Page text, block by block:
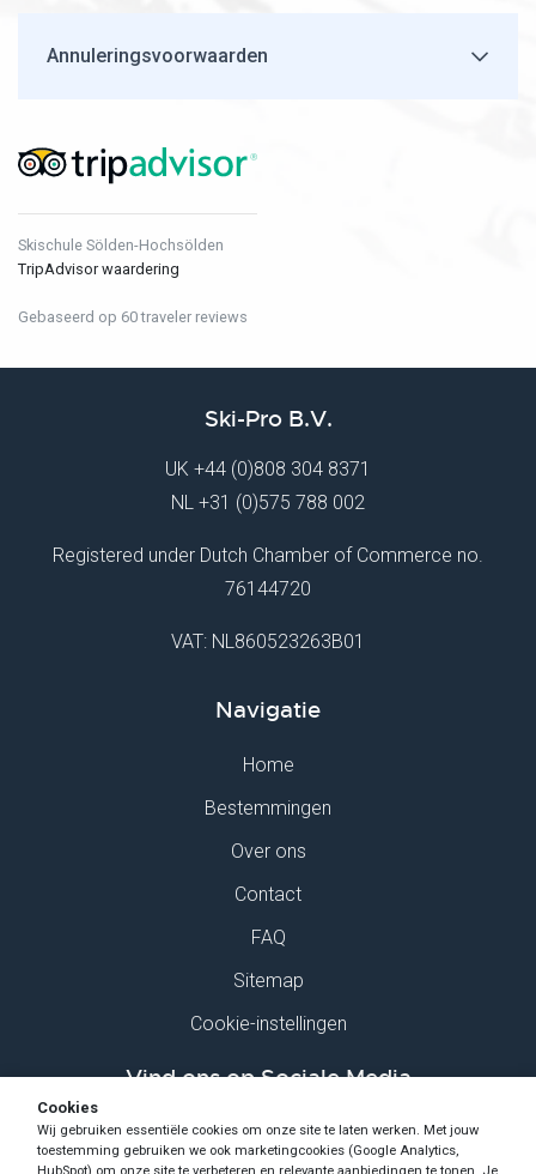
Annuleringsvoorwaarden
Skischule Sölden-Hochsölden
TripAdvisor waardering
Gebaseerd op 60 traveler reviews
Ski-Pro B.V.
UK +44 (0)808 304 8371
NL +31 (0)575 788 002
Registered under Dutch Chamber of Commerce no.
76144720
VAT: NL860523263B01
Navigatie
Home
Bestemmingen
Over ons
Contact
FAQ
Sitemap
Cookie-instellingen
Vind ons op Sociale Media
Cookies
Wij gebruiken essentiële cookies om onze site te laten werken. Met jouw
toestemming gebruiken we ook marketingcookies (Google Analytics,